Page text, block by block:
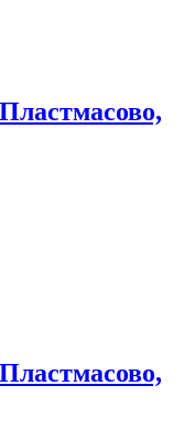
Пластмасово,
Пластмасово,